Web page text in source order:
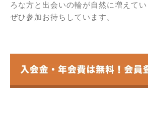
ろな方と出会いの輪が自然に増えてい
ぜひ参加お待ちしています。